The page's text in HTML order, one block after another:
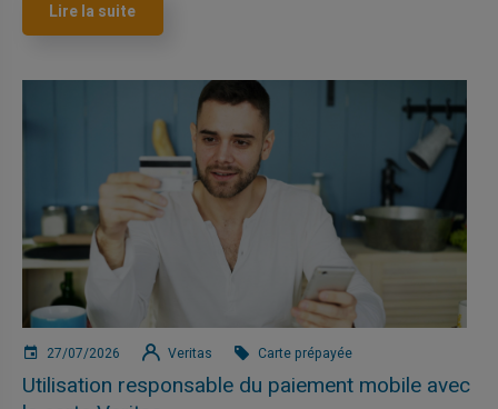
Lire la suite
27/07/2026 Veritas Carte prépayée
Utilisation responsable du paiement mobile avec